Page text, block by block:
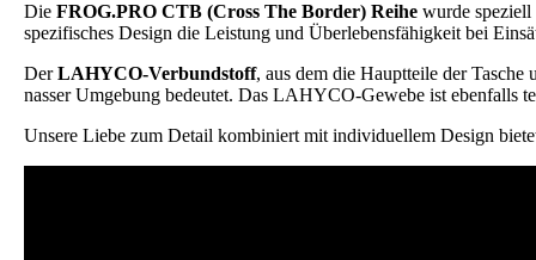
Die FROG.PRO CTB (Cross The Border) Reihe wurde speziell
spezifisches Design die Leistung und Überlebensfähigkeit bei
DerLAHYCO-Verbundstoff, aus dem die Hauptteile der
nasser Umgebung bedeutet. Das LAHYCO-Gewebe ist ebenfalls
Unsere Liebe zum Detail kombiniert mit individuellem Design